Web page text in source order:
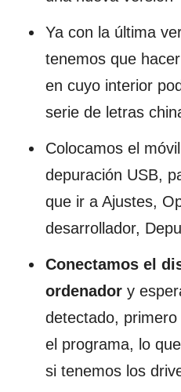
Ya con la última
tenemos que
en cuyo interior
serie de letras
Colocamos el
depuración USB,
que ir a Ajustes,
desarrollador,
Conectamos el
ordenador y
detectado,
el programa, lo
si tenemos los